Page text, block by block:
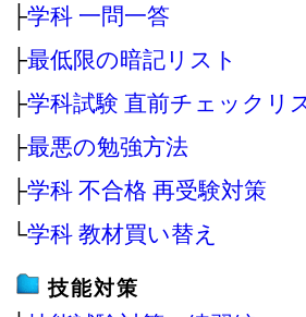
├学科 一問一答
├最低限の暗記リスト
├学科試験 直前チェックリ
├最悪の勉強方法
├学科 不合格 再受験対策
└学科 教材買い替え
技能対策